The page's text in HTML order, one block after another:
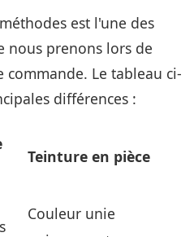
est l'une des
nous prenons lors de
Le tableau ci-
différences :
Teinture en pièce
Couleur unie